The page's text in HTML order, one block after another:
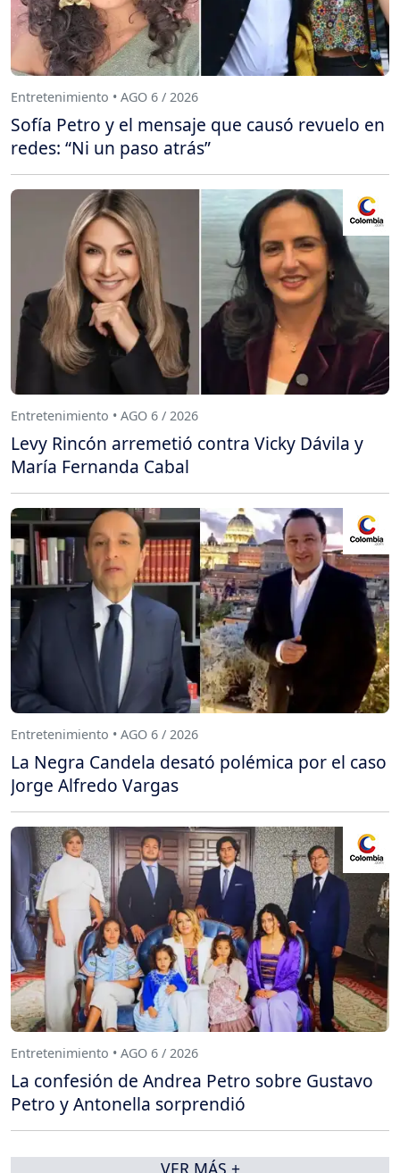
Entretenimiento • AGO 6 / 2026
Sofía Petro y el mensaje que causó revuelo en
redes: “Ni un paso atrás”
Entretenimiento • AGO 6 / 2026
Levy Rincón arremetió contra Vicky Dávila y
María Fernanda Cabal
Entretenimiento • AGO 6 / 2026
La Negra Candela desató polémica por el caso
Jorge Alfredo Vargas
Entretenimiento • AGO 6 / 2026
La confesión de Andrea Petro sobre Gustavo
Petro y Antonella sorprendió
VER MÁS +